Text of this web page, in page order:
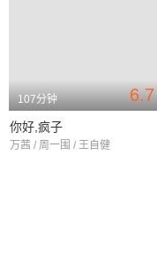
6.7
107分钟
你好,疯子
万茜 / 周一围 / 王自健